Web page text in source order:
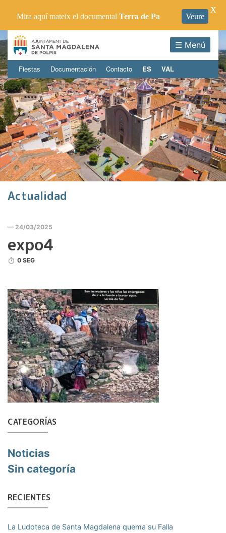
☰ Menú
Fiestas Documentación Contacto ES VAL
Actualidad
— 24/03/2025
expo4
0 SEG
CATEGORÍAS
Noticias
Sin categoría
RECIENTES
La Ludoteca de Santa Magdalena quema su Falla
Mira aquí mateix el documental Terra de Pa Veure
X